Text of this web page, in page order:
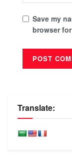
Save my
browser
Translate: